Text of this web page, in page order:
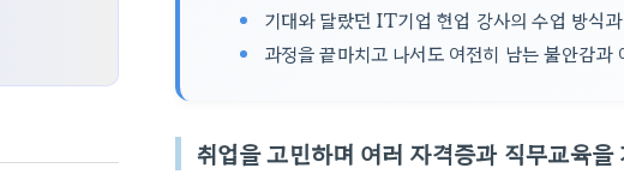
기대와 달랐던 IT기업 현업 강사의 수업 방식
과정을 끝마치고 나서도 여전히 남는 불안감과
취업을 고민하며 여러 자격증과 직무교육을